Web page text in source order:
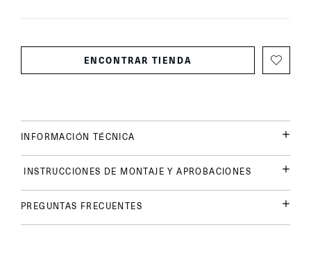
ENCONTRAR TIENDA
INFORMACIÓN TÉCNICA
INSTRUCCIONES DE MONTAJE Y APROBACIONES
PREGUNTAS FRECUENTES